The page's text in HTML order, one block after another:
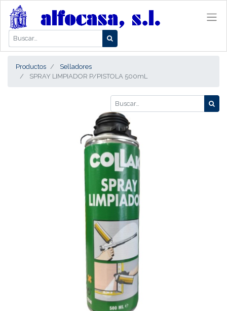
Productos
Selladores
SPRAY LIMPIADOR P/PISTOLA 500mL